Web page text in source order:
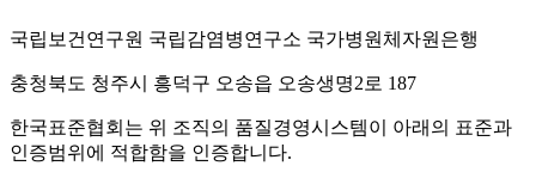
국립보건연구원 국립감염병연구소 국가병원체자원은행
충청북도 청주시 흥덕구 오송읍 오송생명2로 187
한국표준협회는 위 조직의 품질경영시스템이 아래의 표준과
인증범위에 적합함을 인증합니다.